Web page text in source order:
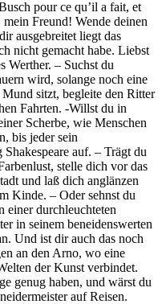
pour ce qu’il a fait, et
Freund! Wende deinen
ausgebreitet liegt das
nicht gemacht habe. Liebst
Werther. – Suchst du
wird, solange noch eine
sitzt, begleite den Ritter
Fahrten. -Willst du in
Scherbe, wie Menschen
bis jeder sein
auf. – Trägt du
stelle dich vor das
und laß dich anglänzen
Kinde. – Oder sehnst du
einer durchleuchteten
in seinem beneidenswerten
Und ist dir auch das noch
an den Arno, wo eine
der Kunst verbindet.
genug haben, und wärst du
auf Reisen.